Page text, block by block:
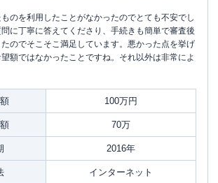
のを利用したことがなかったのでとても不安でし
に丁寧に答えてくださり、手続きも簡単で審査後
のでそこそこ満足しています。悪かった点を挙げ
額ではなかったことですね。それ以外は非常によ
100万円
70万
2016年
インターネット